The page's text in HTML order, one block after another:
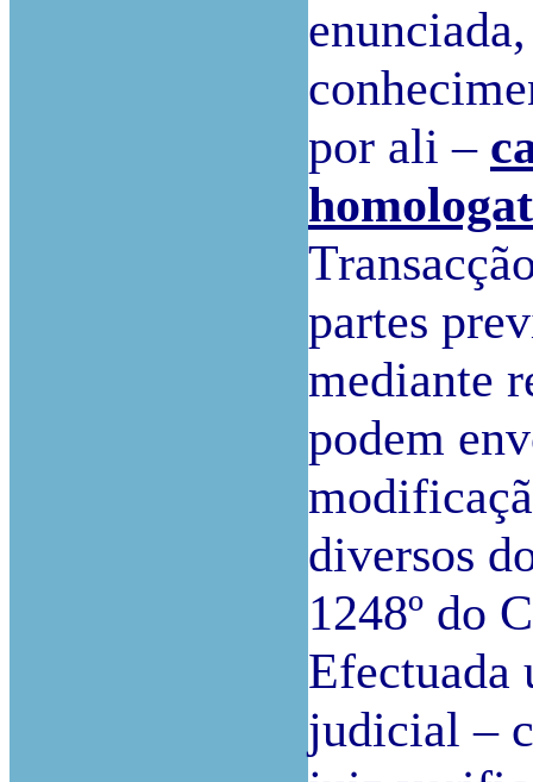
por ali –
partes
mediante
podem
diversos
1248º do
Efectuada
judicial –